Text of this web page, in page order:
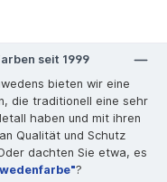
seit 1999
bieten wir eine
die traditionell eine sehr
haben und mit ihren
Qualität und Schutz
dachten Sie etwa, es
?